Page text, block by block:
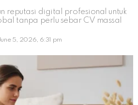
reputasi digital profesional untuk
tanpa perlu sebar CV massal
5, 2026, 6:31 pm